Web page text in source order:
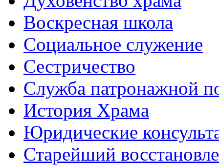
Воскресная школа
Социальное служение
Сестричество
Служба патронажной
История Храма
Юридические
Старейший